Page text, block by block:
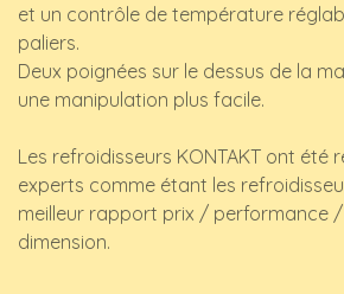
et un contrôle de température
paliers.
Deux poignées sur le dessus de la
une manipulation plus facile.
Les refroidisseurs KONTAKT ont été
experts comme étant les
meilleur rapport prix / performance
dimension.